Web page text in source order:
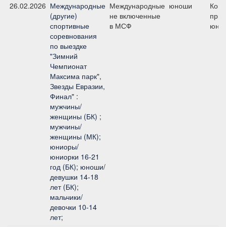
26.02.2026 Международные
(другие)
спортивные
соревнования
по выездке
"Зимний
Чемпионат
Максима парк",
Звезды Евразии,
Финал" :
мужчины/
женщины (БК) ;
мужчины/
женщины (МК);
юниоры/
юниорки 16-21
год (БК); юноши/
девушки 14-18
лет (БК);
мальчики/
девочки 10-14
лет;
Международные
не включенные
в МСФ
юноши